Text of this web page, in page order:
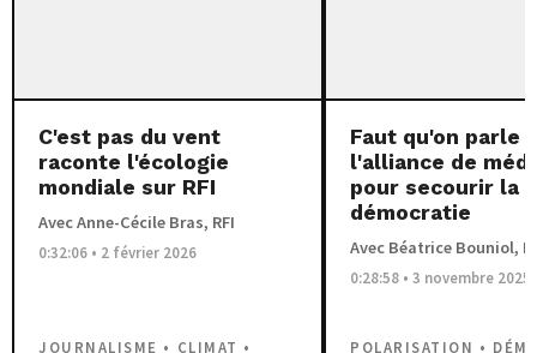
C'est pas du vent
raconte l'écologie
mondiale sur RFI
Avec Anne-Cécile Bras, RFI
0:32:06 • 2 février 2026
JOURNALISME • CLIMAT •
Faut qu'on parle
l'alliance de
pour secourir la
démocratie
Avec Béatrice Bouniol,
0:28:58 • 3 novembre 2025
POLARISATION •